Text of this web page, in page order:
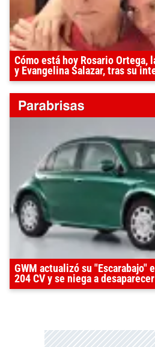
Cómo está hoy Rosario Ortega,
y Evangelina Salazar, tras su
GWM actualizó su "Escarabajo"
204 CV y se niega a desaparecer